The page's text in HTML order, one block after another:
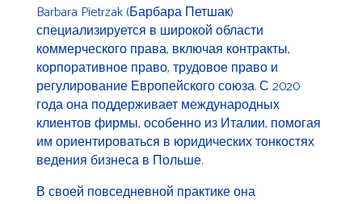
Barbara Pietrzak (Барбара Петшак)
специализируется в широкой области
коммерческого права, включая контракты,
корпоративное право, трудовое право и
регулирование Европейского союза. С 2020
года она поддерживает международных
клиентов фирмы, особенно из Италии, помогая
им ориентироваться в юридических тонкостях
ведения бизнеса в Польше.
В своей повседневной практике она